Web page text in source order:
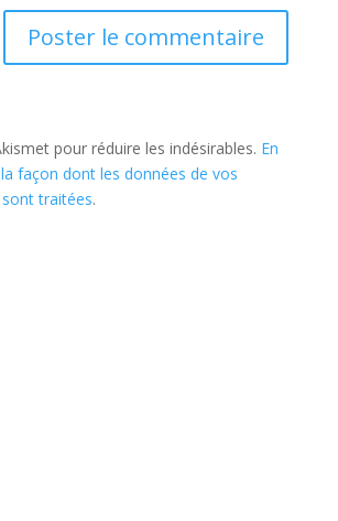
pour réduire les indésirables. En
façon dont les données de vos
traitées.